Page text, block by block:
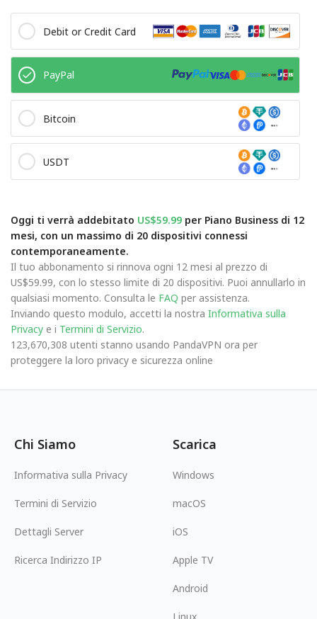
Debit or Credit Card
PayPal
Bitcoin
USDT
Oggi ti verrà addebitato US$59.99 per Piano Business di 12
mesi, con un massimo di 20 dispositivi connessi
contemporaneamente.
Il tuo abbonamento si rinnova ogni 12 mesi al prezzo di
US$59.99, con lo stesso limite di 20 dispositivi. Puoi annullarlo in
qualsiasi momento. Consulta le FAQ per assistenza.
Inviando questo modulo, accetti la nostra Informativa sulla
Privacy e i Termini di Servizio.
123,670,308 utenti stanno usando PandaVPN ora per
proteggere la loro privacy e sicurezza online
Chi Siamo
Informativa sulla Privacy
Termini di Servizio
Dettagli Server
Ricerca Indirizzo IP
Scarica
Windows
macOS
iOS
Apple TV
Android